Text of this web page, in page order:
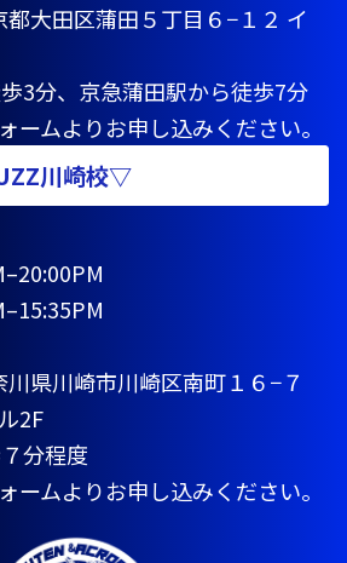
大田区蒲田５丁目６−１２ イ
3分、京急蒲田駅から徒歩7分
ームよりお申し込みください。
川崎校▽
県川崎市川崎区南町１６−７
2F
分程度
ームよりお申し込みください。